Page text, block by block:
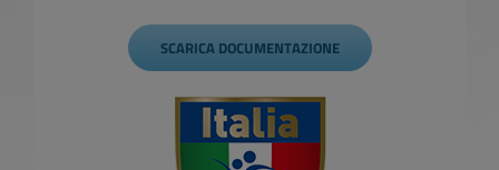
SCARICA DOCUMENTAZIONE